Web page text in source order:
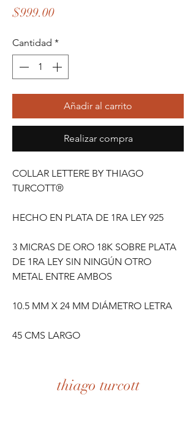
$999.00Precio
Cantidad *
Añadir al carrito
Realizar compra
COLLAR LETTERE BY THIAGO
TURCOTT®
HECHO EN PLATA DE 1RA LEY 925
3 MICRAS DE ORO 18K SOBRE PLATA
DE 1RA LEY SIN NINGÚN OTRO
METAL ENTRE AMBOS
10.5 MM X 24 MM DIÁMETRO LETRA
45 CMS LARGO
thiago turcott